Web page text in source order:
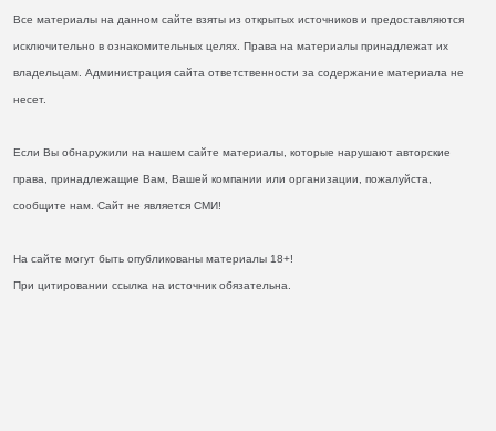
Все материалы на данном сайте взяты из открытых источников и предоставляются
исключительно в ознакомительных целях. Права на материалы принадлежат их
владельцам. Администрация сайта ответственности за содержание материала не
несет.
Если Вы обнаружили на нашем сайте материалы, которые нарушают авторские
права, принадлежащие Вам, Вашей компании или организации, пожалуйста,
сообщите нам. Сайт не является СМИ!
На сайте могут быть опубликованы материалы 18+!
При цитировании ссылка на источник обязательна.